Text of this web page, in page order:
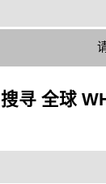
搜寻 全球